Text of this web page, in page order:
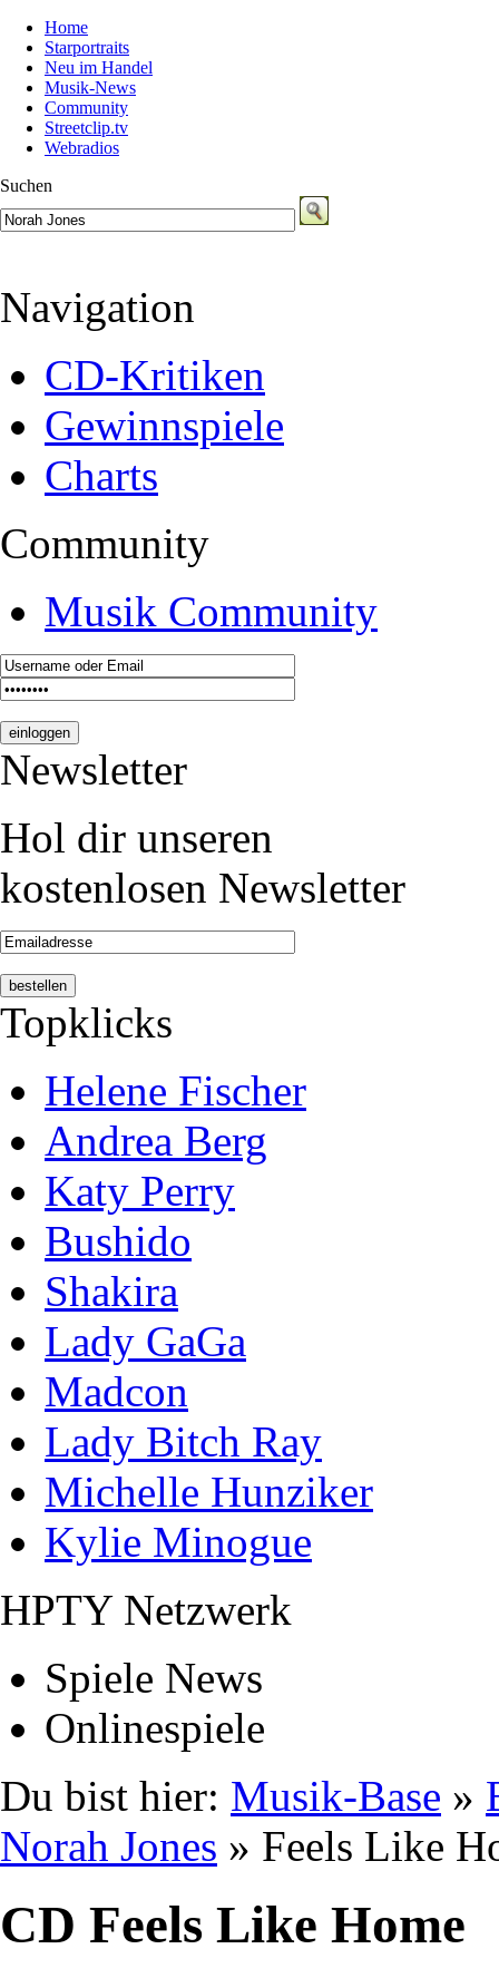
Home
Starportraits
Neu im Handel
Musik-News
Community
Streetclip.tv
Webradios
Suchen
Navigation
CD-Kritiken
Gewinnspiele
Charts
Community
Musik Community
Newsletter
Hol dir unseren
kostenlosen Newsletter
Topklicks
Helene Fischer
Andrea Berg
Katy Perry
Bushido
Shakira
Lady GaGa
Madcon
Lady Bitch Ray
Michelle Hunziker
Kylie Minogue
HPTY Netzwerk
Spiele News
Onlinespiele
Du bist hier: Musik-Base »
Norah Jones » Feels Like
CD Feels Like Home